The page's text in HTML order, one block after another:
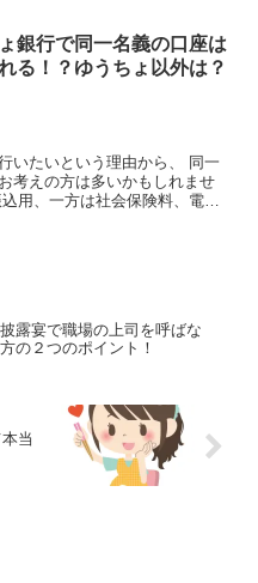
銀行で同一名義の口座は
る！？ゆうちょ以外は？
たいという理由から、 同一
考えの方は多いかもしれませ
露宴で職場の上司を呼ばな
の２つのポイント！
当